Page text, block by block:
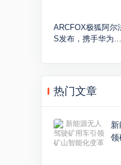
ARCFOX极狐阿尔
S发布，携手华为打
地”更进一步
热门文章
新
领